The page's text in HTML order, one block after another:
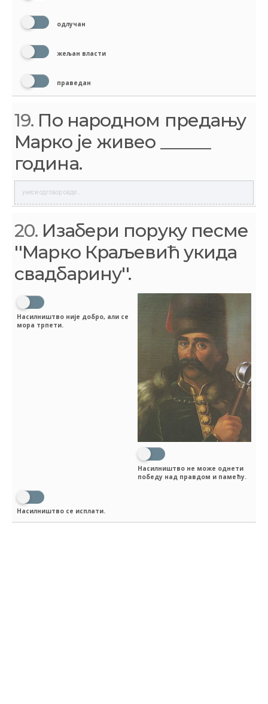
одлучан
жељан власти
праведан
19. По народном предању
Марко је живео ______
година.
20. Изабери поруку песме
''Марко Краљевић укида
свадбарину''.
Насилништво није добро, али се
мора трпети.
Насилништво не може однети
победу над правдом и памећу.
Насилништво се исплати.